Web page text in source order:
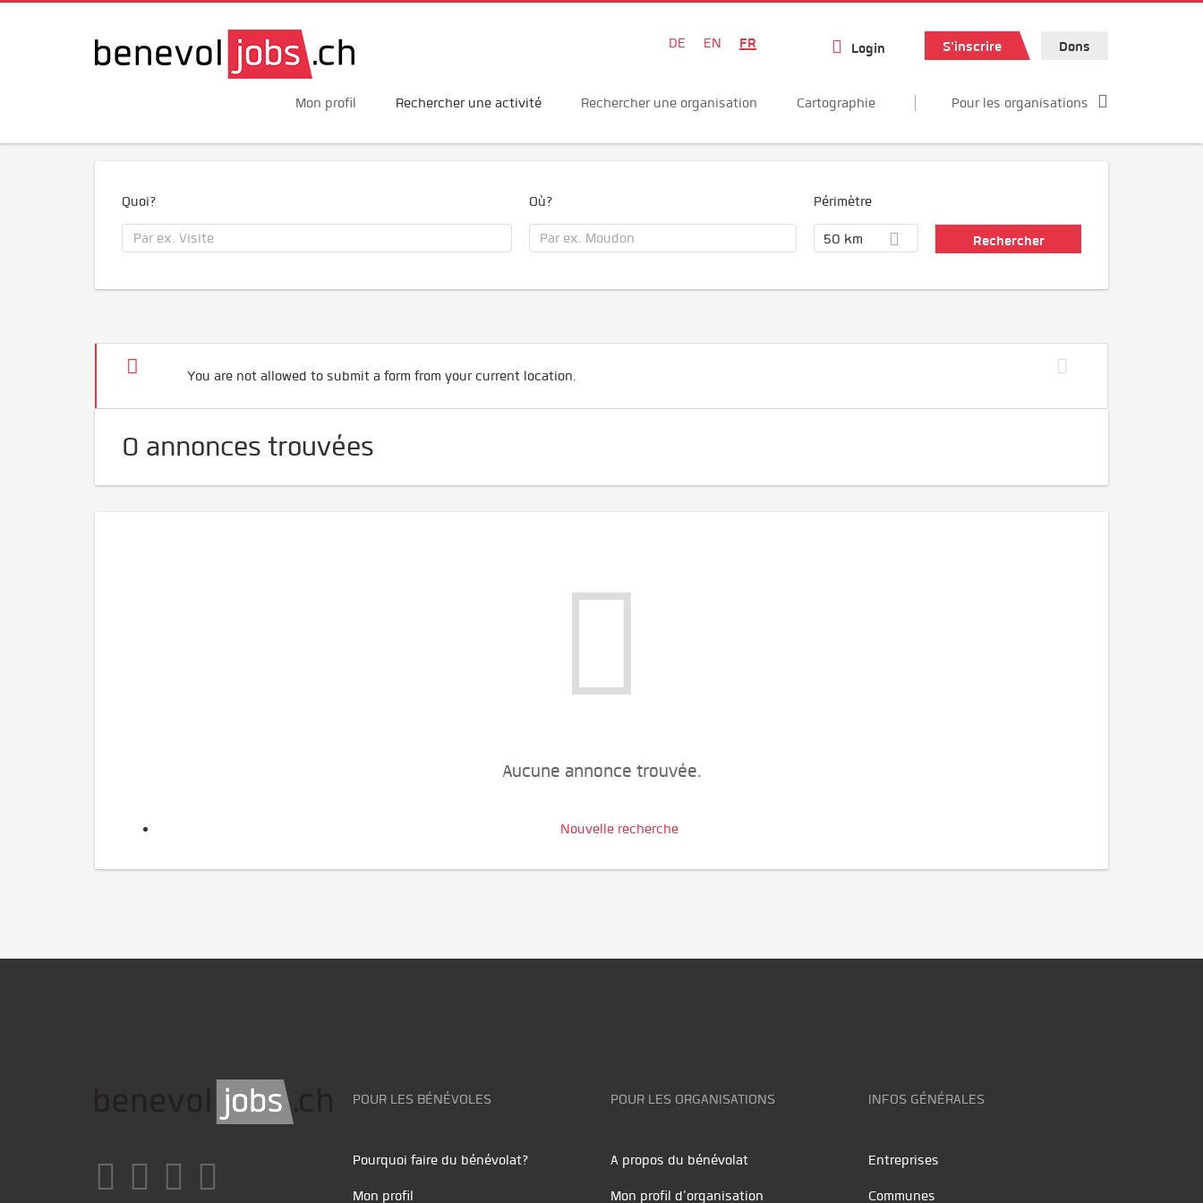
DE EN FR Login S'inscrire Dons
Mon profil Rechercher une activité Rechercher une organisation Cartographie Pour les organisations
Quoi? Où? Périmètre
50 km
You are not allowed to submit a form from your current location.
0 annonces trouvées
Aucune annonce trouvée.
Nouvelle recherche
POUR LES BÉNÉVOLES
Pourquoi faire du bénévolat?
Mon profil
POUR LES ORGANISATIONS
A propos du bénévolat
Mon profil d'organisation
INFOS GÉNÉRALES
Entreprises
Communes